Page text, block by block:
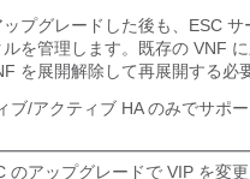
プグレードした後も、ESC
を管理します。既存の VNF
を展開解除して再展開する必
/アクティブ HA のみでサポー
のアップグレードで VIP を変更